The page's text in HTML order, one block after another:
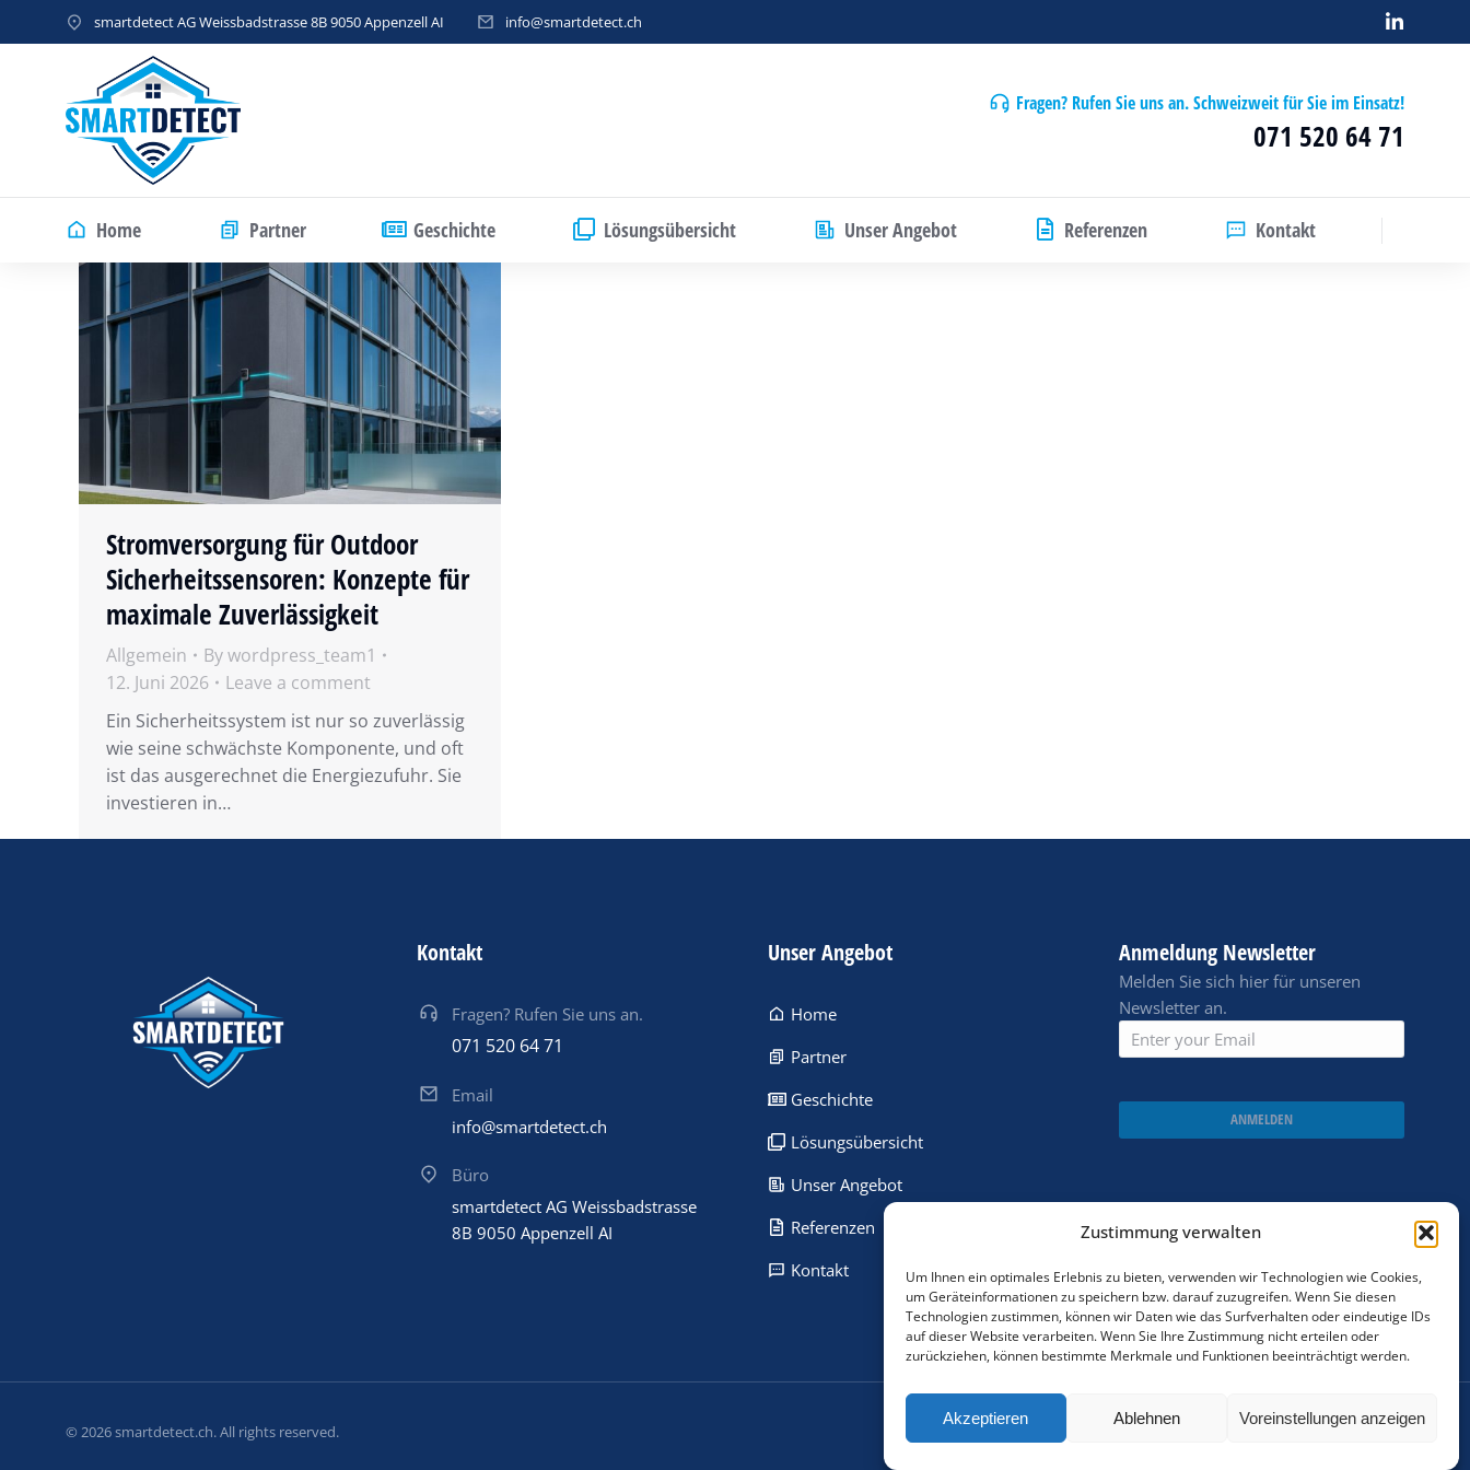
Zustimmung verwalten
Um Ihnen ein optimales Erlebnis zu bieten, verwenden wir Technologien wie Cookies,
um Geräteinformationen zu speichern bzw. darauf zuzugreifen. Wenn Sie diesen
Technologien zustimmen, können wir Daten wie das Surfverhalten oder eindeutige IDs
auf dieser Website verarbeiten. Wenn Sie Ihre Zustimmung nicht erteilen oder
zurückziehen, können bestimmte Merkmale und Funktionen beeinträchtigt werden.
Akzeptieren Ablehnen Voreinstellungen anzeigen
smartdetect AG Weissbadstrasse 8B 9050 Appenzell AI info@smartdetect.ch
Fragen? Rufen Sie uns an. Schweizweit für Sie im Einsatz!
071 520 64 71
Home Partner Geschichte Lösungsübersicht Unser Angebot Referenzen Kontakt
Stromversorgung für Outdoor
Sicherheitssensoren: Konzepte für
maximale Zuverlässigkeit
Allgemein Bywordpress_team1
12. Juni 2026
Leave a comment
Ein Sicherheitssystem ist nur so zuverlässig
wie seine schwächste Komponente, und oft
ist das ausgerechnet die Energiezufuhr. Sie
investieren in…
Kontakt
Fragen? Rufen Sie uns an.
071 520 64 71
Email
info@smartdetect.ch
Büro
smartdetect AG Weissbadstrasse
8B 9050 Appenzell AI
Unser Angebot
Home
Partner
Geschichte
Lösungsübersicht
Unser Angebot
Referenzen
Kontakt
Anmeldung Newsletter
Melden Sie sich hier für unseren
Newsletter an.
ANMELDEN
© 2026 smartdetect.ch. All rights reserved. Cookie policy AGBs